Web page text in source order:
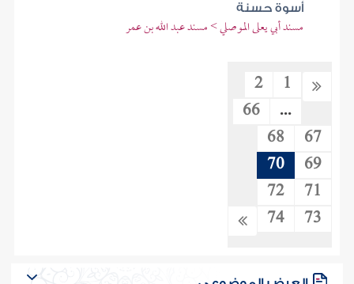
أسوة حسنة
مسند أبي يعلى الموصلي > مسند عبد الله بن عمر
1
2
...
66
67
68
69
70
71
72
73
74